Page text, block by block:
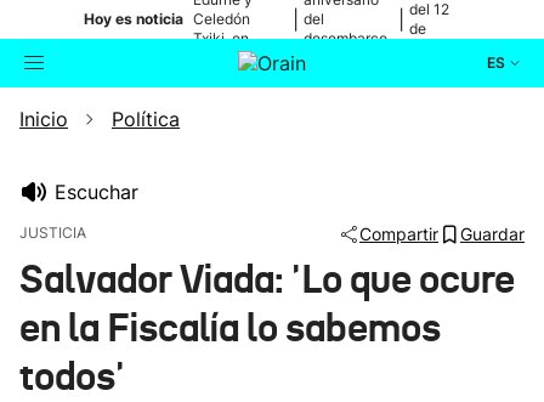
Hoy es noticia Celedón
Txiki, en
directo
del
desembarco
de Elkano
del 12
de
ES
Buscador
Ikusmiran
Inicio Política
Escuchar
JUSTICIA Compartir Guardar
Salvador Viada: 'Lo que ocure
en la Fiscalía lo sabemos
todos'